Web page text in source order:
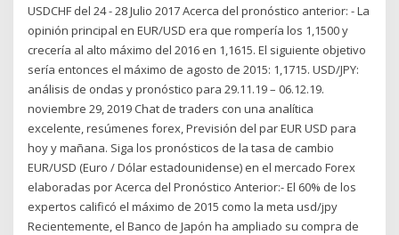
USDCHF del 24 - 28 Julio 2017 Acerca del pronóstico anterior: - La
opinión principal en EUR/USD era que rompería los 1,1500 y
crecería al alto máximo del 2016 en 1,1615. El siguiente objetivo
sería entonces el máximo de agosto de 2015: 1,1715. USD/JPY:
análisis de ondas y pronóstico para 29.11.19 – 06.12.19.
noviembre 29, 2019 Chat de traders con una analítica
excelente, resúmenes forex, Previsión del par EUR USD para
hoy y mañana. Siga los pronósticos de la tasa de cambio
EUR/USD (Euro / Dólar estadounidense) en el mercado Forex
elaboradas por Acerca del Pronóstico Anterior:- El 60% de los
expertos calificó el máximo de 2015 como la meta usd/jpy
Recientemente, el Banco de Japón ha ampliado su compra de